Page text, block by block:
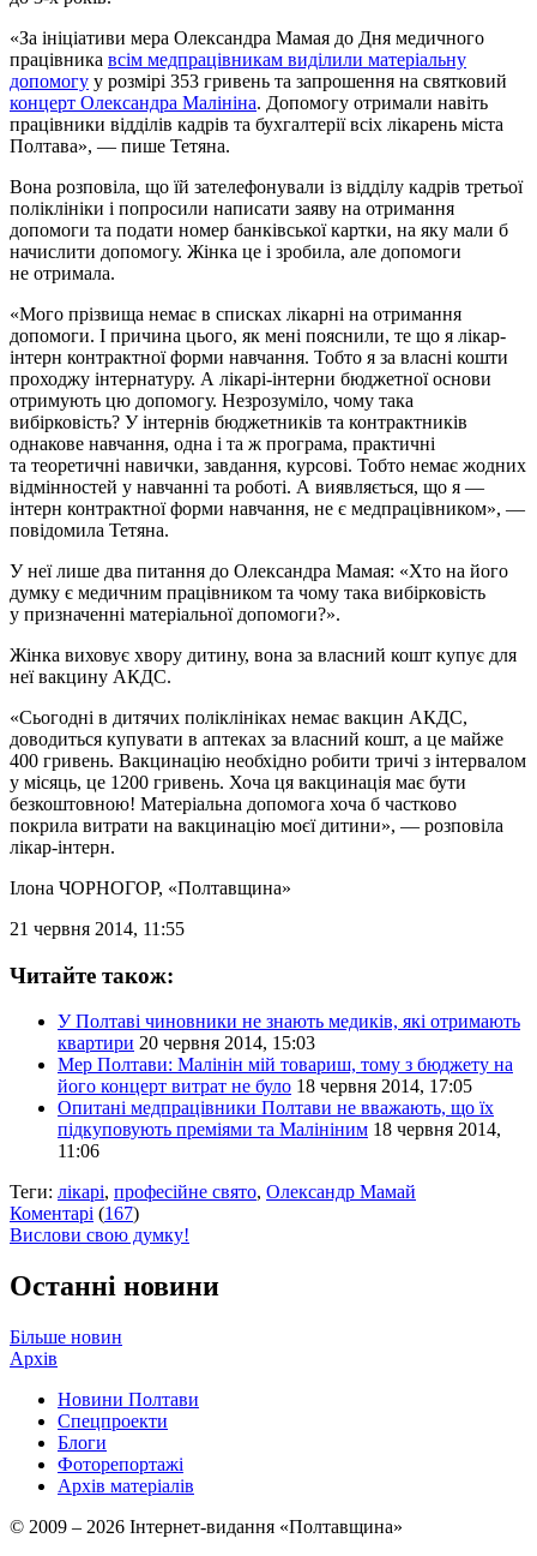
«За ініціативи мера Олександра Мамая до Дня медичного
працівника всім медпрацівникам виділили матеріальну
допомогу у розмірі 353 гривень та запрошення на святковий
концерт Олександра Малініна. Допомогу отримали навіть
працівники відділів кадрів та бухгалтерії всіх лікарень міста
Полтава», — пише Тетяна.
Вона розповіла, що їй зателефонували із відділу кадрів третьої
поліклініки і попросили написати заяву на отримання
допомоги та подати номер банківської картки, на яку мали б
начислити допомогу. Жінка це і зробила, але допомоги
не отримала.
«Мого прізвища немає в списках лікарні на отримання
допомоги. І причина цього, як мені пояснили, те що я лікар-
інтерн контрактної форми навчання. Тобто я за власні кошти
проходжу інтернатуру. А лікарі-інтерни бюджетної основи
отримують цю допомогу. Незрозуміло, чому така
вибірковість? У інтернів бюджетників та контрактників
однакове навчання, одна і та ж програма, практичні
та теоретичні навички, завдання, курсові. Тобто немає жодних
відмінностей у навчанні та роботі. А виявляється, що я —
інтерн контрактної форми навчання, не є медпрацівником», —
повідомила Тетяна.
У неї лише два питання до Олександра Мамая: «Хто на його
думку є медичним працівником та чому така вибірковість
у призначенні матеріальної допомоги?».
Жінка виховує хвору дитину, вона за власний кошт купує для
неї вакцину АКДС.
«Сьогодні в дитячих поліклініках немає вакцин АКДС,
доводиться купувати в аптеках за власний кошт, а це майже
400 гривень. Вакцинацію необхідно робити тричі з інтервалом
у місяць, це 1200 гривень. Хоча ця вакцинація має бути
безкоштовною! Матеріальна допомога хоча б частково
покрила витрати на вакцинацію моєї дитини», — розповіла
лікар-інтерн.
Ілона ЧОРНОГОР, «Полтавщина»
21 червня 2014, 11:55
Читайте також:
У Полтаві чиновники не знають медиків, які отримають
квартири 20 червня 2014, 15:03
Мер Полтави: Малінін мій товариш, тому з бюджету на
його концерт витрат не було 18 червня 2014, 17:05
Опитані медпрацівники Полтави не вважають, що їх
підкуповують преміями та Малініним 18 червня 2014,
11:06
Теги: лікарі, професійне свято, Олександр Мамай
Коментарі (167)
Вислови свою думку!
Останні новини
Більше новин
Архів
Новини Полтави
Спецпроекти
Блоги
Фоторепортажі
Архів матеріалів
© 2009 – 2026 Інтернет-видання «Полтавщина»